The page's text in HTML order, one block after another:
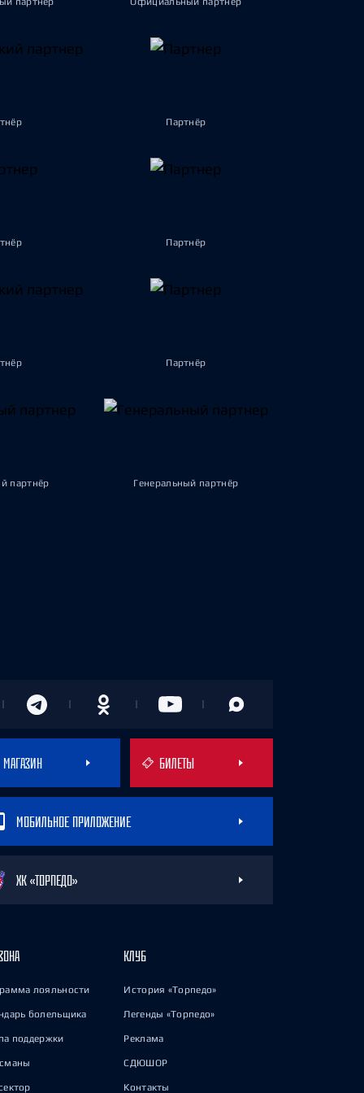
Партнёр
Партнёр
Партнёр
партнёр Генеральный партнёр
МАГАЗИН БИЛЕТЫ
МОБИЛЬНОЕ ПРИЛОЖЕНИЕ
ХК «ТОРПЕДО»
лояльности
болельщика
поддержки
КЛУБ
История «Торпедо»
Легенды «Торпедо»
Реклама
СДЮШОР
Контакты